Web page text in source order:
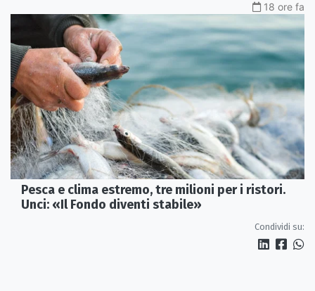
18 ore fa
Pesca e clima estremo, tre milioni per i ristori.
Unci: «Il Fondo diventi stabile»
Condividi su: